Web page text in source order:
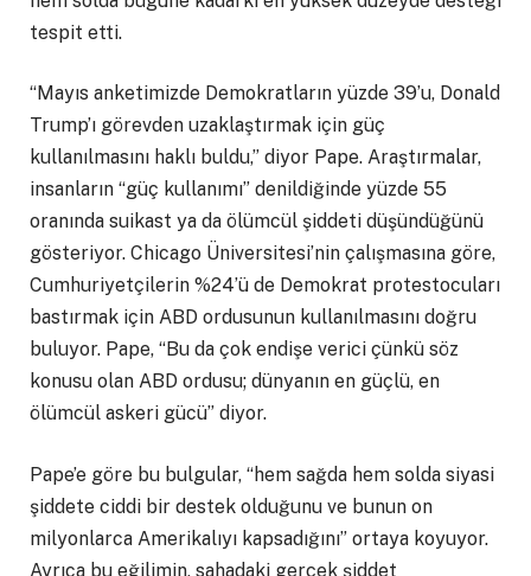
tespit etti.
“Mayıs anketimizde Demokratların yüzde 39’u, Donald
Trump’ı görevden uzaklaştırmak için güç
kullanılmasını haklı buldu,” diyor Pape. Araştırmalar,
insanların “güç kullanımı” denildiğinde yüzde 55
oranında suikast ya da ölümcül şiddeti düşündüğünü
gösteriyor. Chicago Üniversitesi’nin çalışmasına göre,
Cumhuriyetçilerin %24’ü de Demokrat protestocuları
bastırmak için ABD ordusunun kullanılmasını doğru
buluyor. Pape, “Bu da çok endişe verici çünkü söz
konusu olan ABD ordusu; dünyanın en güçlü, en
ölümcül askeri gücü” diyor.
Pape’e göre bu bulgular, “hem sağda hem solda siyasi
şiddete ciddi bir destek olduğunu ve bunun on
milyonlarca Amerikalıyı kapsadığını” ortaya koyuyor.
Ayrıca bu eğilimin, sahadaki gerçek şiddet